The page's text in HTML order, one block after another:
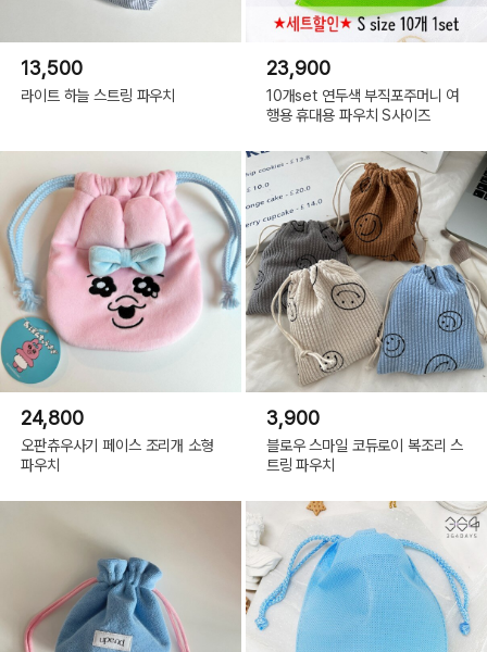
13,500
라이트 하늘 스트링 파우치
23,900
10개set 연두색 부직포주머니 여
행용 휴대용 파우치 S사이즈
24,800
오판츄우사기 페이스 조리개 소형
파우치
3,900
블로우 스마일 코듀로이 복조리 스
트링 파우치